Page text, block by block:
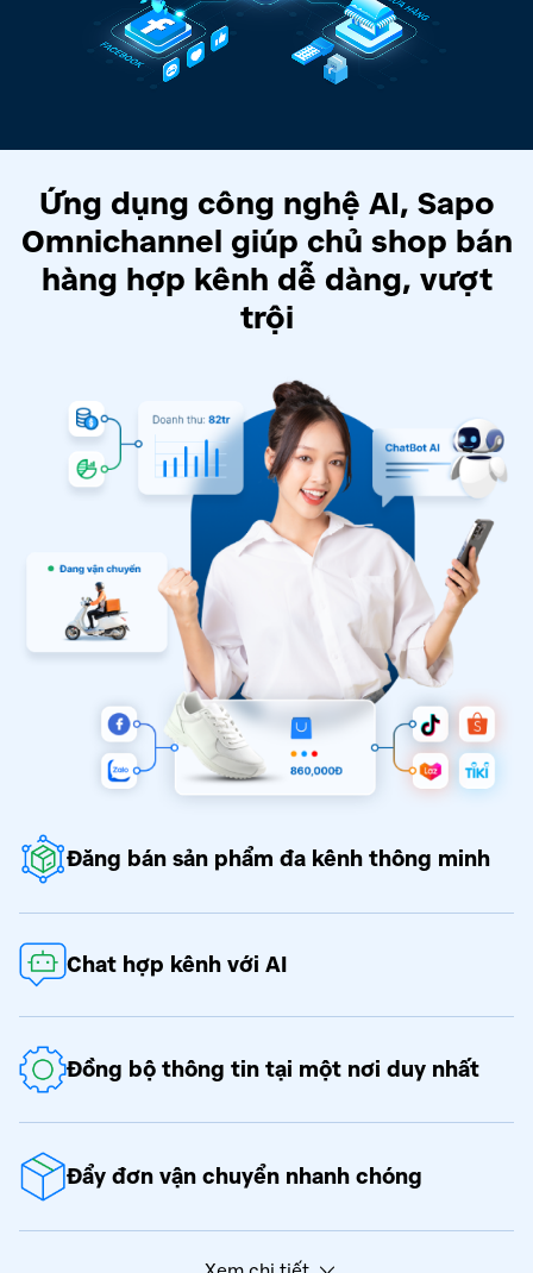
Ứng dụng công nghệ AI, Sapo
Omnichannel giúp chủ shop bán
hàng hợp kênh dễ dàng, vượt
trội
Đăng bán sản phẩm đa kênh thông minh
Chat hợp kênh với AI
Đồng bộ thông tin tại một nơi duy nhất
Đẩy đơn vận chuyển nhanh chóng